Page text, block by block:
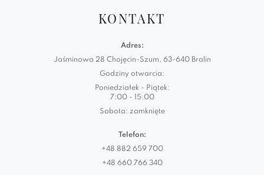
KONTAKT
Adres:
Jaśminowa 28 Chojęcin-Szum, 63-640 Bralin
Godziny otwarcia:
Poniedziałek - Piątek:
7:00 - 15:00
Sobota: zamknięte
Telefon:
+48 882 659 700
+48 660 766 340